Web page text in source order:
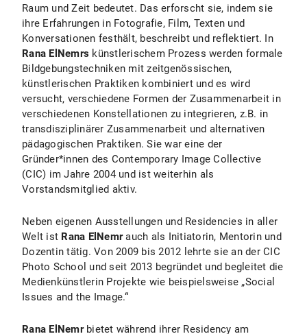
Raum und Zeit bedeutet. Das erforscht sie, indem sie
ihre Erfahrungen in Fotografie, Film, Texten und
Konversationen festhält, beschreibt und reflektiert. In
Rana ElNemrs künstlerischem Prozess werden formale
Bildgebungstechniken mit zeitgenössischen,
künstlerischen Praktiken kombiniert und es wird
versucht, verschiedene Formen der Zusammenarbeit in
verschiedenen Konstellationen zu integrieren, z.B. in
transdisziplinärer Zusammenarbeit und alternativen
pädagogischen Praktiken. Sie war eine der
Gründer*innen des Contemporary Image Collective
(CIC) im Jahre 2004 und ist weiterhin als
Vorstandsmitglied aktiv.
Neben eigenen Ausstellungen und Residencies in aller
Welt ist Rana ElNemrauch als Initiatorin, Mentorin und
Dozentin tätig. Von 2009 bis 2012 lehrte sie an der CIC
Photo School und seit 2013 begründet und begleitet die
Medienkünstlerin Projekte wie beispielsweise „Social
Issues and the Image.“
Rana ElNemrbietet während ihrer Residency am